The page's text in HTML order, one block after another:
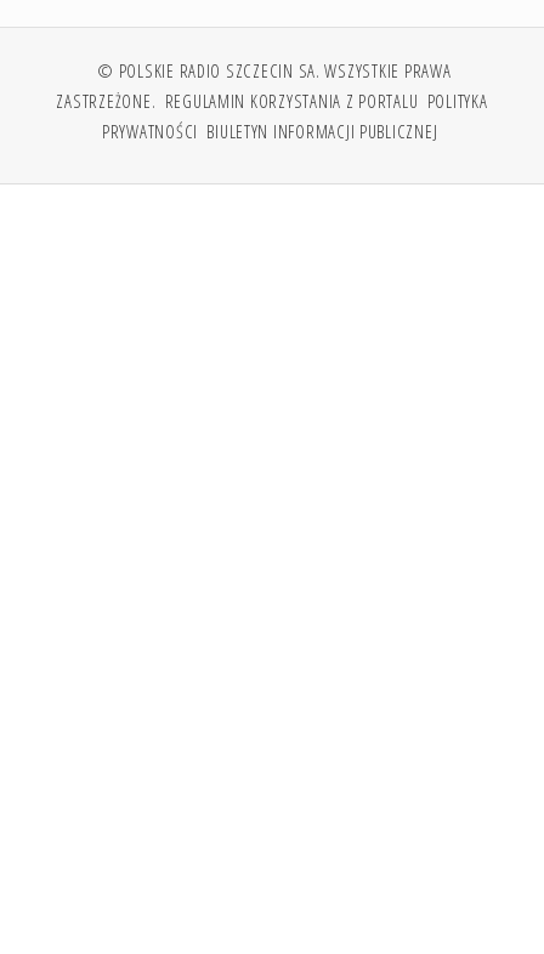
© POLSKIE RADIO SZCZECIN SA. WSZYSTKIE PRAWA
ZASTRZEŻONE. REGULAMIN KORZYSTANIA Z PORTALU POLITYKA
PRYWATNOŚCI BIULETYN INFORMACJI PUBLICZNEJ